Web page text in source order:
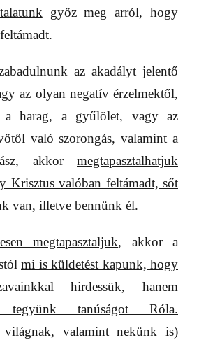
győz meg arról, hogy
az akadályt jelentő
az olyan negatív érzelmektől,
harag, a gyűlölet, vagy az
való szorongás, valamint a
akkor megtapasztalhatjuk
Krisztus valóban feltámadt, sőt
van, illetve bennünk él.
megtapasztaljuk, akkor a
mi is küldetést kapunk, hogy
hirdessük, hanem
tanúságot Róla.
valamint nekünk is)